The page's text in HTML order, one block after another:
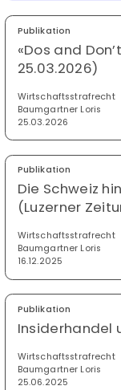
Publikation
«Dos and
25.03.2026)
Wirtschaftsstrafrecht
Baumgartner Loris
25.03.2026
Publikation
Die Schweiz
(Luzerner
Wirtschaftsstrafrecht
Baumgartner Loris
16.12.2025
Publikation
Insiderhandel
Wirtschaftsstrafrecht
Baumgartner Loris
25.06.2025